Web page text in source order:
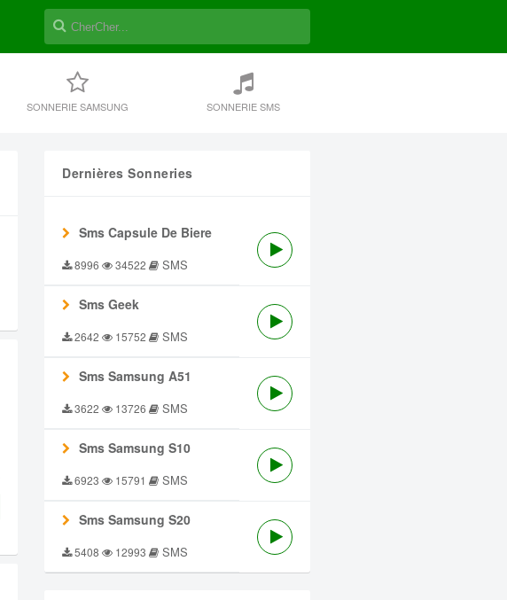
SONNERIE SAMSUNG SONNERIE SMS
Dernières Sonneries
Sms Capsule De Biere
8996 34522 SMS
Sms Geek
2642 15752 SMS
Sms Samsung A51
3622 13726 SMS
Sms Samsung S10
6923 15791 SMS
Sms Samsung S20
5408 12993 SMS